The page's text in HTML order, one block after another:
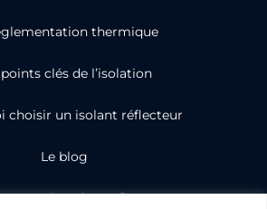
thermique
points clés de l’isolation
choisir un isolant réflecteur
Le blog
de confiance